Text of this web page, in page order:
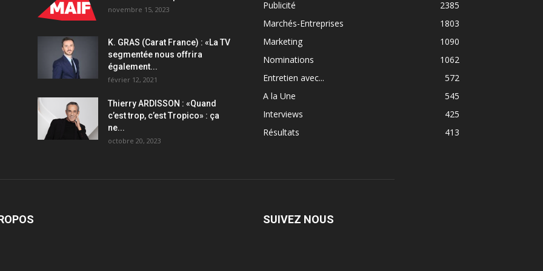
novembre 15, 2023
K. GRAS (Carat France) : «La TV
segmentée nous offrira
également...
février 12, 2021
Thierry ARDISSON : «Quand
c’est trop, c’est Tropico» : ça
ne...
octobre 20, 2023
Publicité
2385
Marchés-Entreprises
1803
Marketing
1090
Nominations
1062
Entretien avec...
572
A la Une
545
Interviews
425
Résultats
413
SUIVEZ NOUS